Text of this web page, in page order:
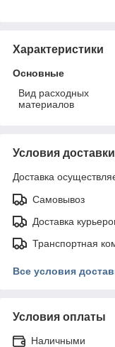
Характеристики
Основные
Вид расходных
материалов
Условия доставки
Доставка
Самовывоз
Доставка
Транспортная
Все условия
Условия оплаты
Наличными